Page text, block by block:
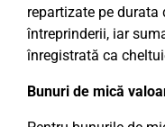
repartizate pe
întreprinderii, iar
înregistrată ca
Bunuri de mică